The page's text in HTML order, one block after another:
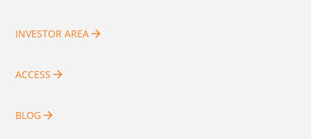
INVESTOR AREA
ACCESS
BLOG